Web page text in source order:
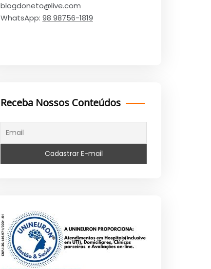
blogdoneto@live.com
WhatsApp: 98 98756-1819
Receba Nossos Conteúdos